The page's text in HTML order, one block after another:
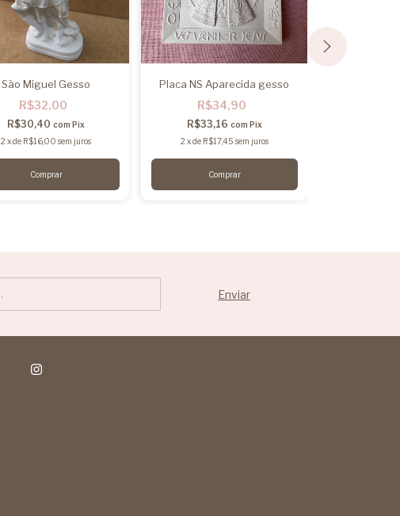
São Miguel Gesso
R$32,00
R$30,40 com Pix
2 xde R$16,00 sem juros
Placa NS Aparecida gesso
R$34,90
R$33,16 com Pix
2 xde R$17,45 sem juros